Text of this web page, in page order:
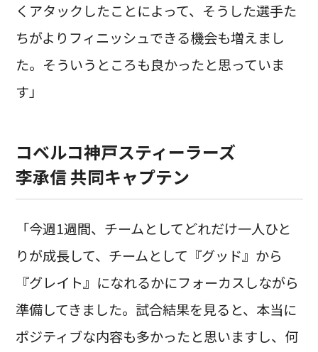
くアタックしたことによって、そうした選手た
ちがよりフィニッシュできる機会も増えまし
た。そういうところも良かったと思っていま
す」
コベルコ神戸スティーラーズ
李承信 共同キャプテン
「今週1週間、チームとしてどれだけ一人ひと
りが成長して、チームとして『グッド』から
『グレイト』になれるかにフォーカスしながら
準備してきました。試合結果を見ると、本当に
ポジティブな内容も多かったと思いますし、何